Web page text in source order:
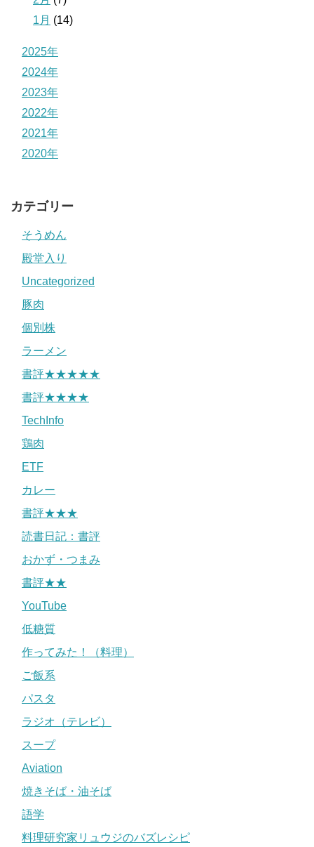
1月 (14)
2025年
2024年
2023年
2022年
2021年
2020年
カテゴリー
そうめん
殿堂入り
Uncategorized
豚肉
個別株
ラーメン
書評★★★★★
書評★★★★
TechInfo
鶏肉
ETF
カレー
書評★★★
読書日記：書評
おかず・つまみ
書評★★
YouTube
低糖質
作ってみた！（料理）
ご飯系
パスタ
ラジオ（テレビ）
スープ
Aviation
焼きそば・油そば
語学
料理研究家リュウジのバズレシピ